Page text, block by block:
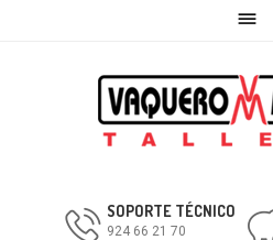

SOPORTE TÉCNICO
924 66 21 70